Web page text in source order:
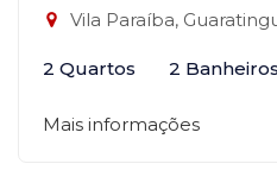
Vila Paraíba,
2 Quartos 2 Banheiros
Mais informações